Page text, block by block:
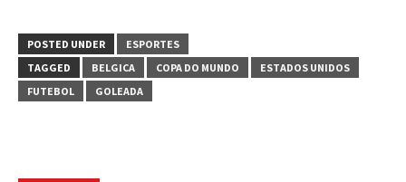
POSTED UNDER
ESPORTES
TAGGED
BELGICA COPA DO MUNDO
ESTADOS UNIDOS
FUTEBOL
GOLEADA